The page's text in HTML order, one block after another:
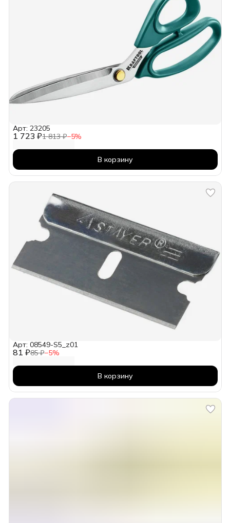
1 723 ₽1 813 ₽−5%
Арт: 23205
В корзину
81 ₽85 ₽−5%
Арт: 08549-S5_z01
В корзину